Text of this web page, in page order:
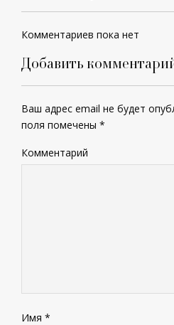
Комментариев пока нет
Добавить
Ваш адрес email не будет
поля помечены *
Комментарий
Имя *